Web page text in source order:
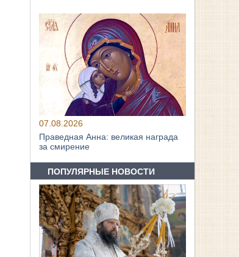
07.08.2026
Праведная Анна: великая награда
за смирение
ПОПУЛЯРНЫЕ НОВОСТИ